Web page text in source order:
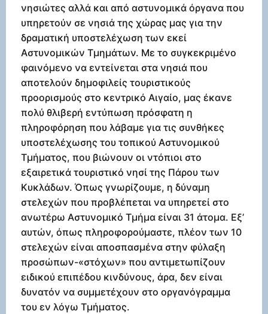
νησιώτες αλλά και από αστυνομικά όργανα που
υπηρετούν σε νησιά της χώρας μας για την
δραματική υποστελέχωση των εκεί
Αστυνομικών Τμημάτων. Με το συγκεκριμένο
φαινόμενο να εντείνεται στα νησιά που
αποτελούν δημοφιλείς τουριστικούς
προορισμούς στο κεντρικό Αιγαίο, μας έκανε
πολύ θλιβερή εντύπωση πρόσφατη η
πληροφόρηση που λάβαμε για τις συνθήκες
υποστελέχωσης του τοπικού Αστυνομικού
Τμήματος, που βιώνουν οι ντόπιοι στο
εξαιρετικά τουριστικό νησί της Πάρου των
Κυκλάδων. Όπως γνωρίζουμε, η δύναμη
στελεχών που προβλέπεται να υπηρετεί στο
ανωτέρω Αστυνομικό Τμήμα είναι 31 άτομα. Εξ’
αυτών, όπως πληροφορούμαστε, πλέον των 10
στελεχών είναι αποσπασμένα στην φύλαξη
προσώπων-«στόχων» που αντιμετωπίζουν
ειδικού επιπέδου κινδύνους, άρα, δεν είναι
δυνατόν να συμμετέχουν στο οργανόγραμμα
του εν λόγω Τμήματος.